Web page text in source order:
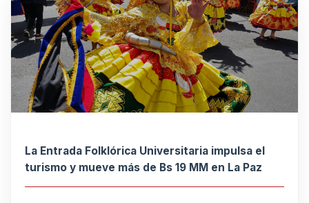
La Entrada Folklórica Universitaria impulsa el
turismo y mueve más de Bs 19 MM en La Paz